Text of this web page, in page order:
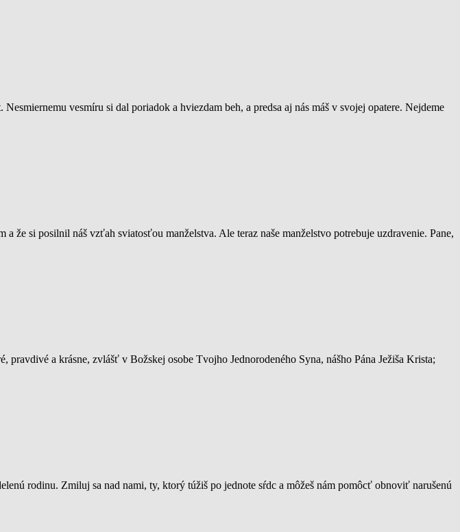
vesmíru si dal poriadok a hviezdam beh, a predsa aj nás máš v svojej opatere. Nejdeme
že si posilnil náš vzťah sviatosťou manželstva. Ale teraz naše manželstvo potrebuje uzdravenie. Pane,
a krásne, zvlášť v Božskej osobe Tvojho Jednorodeného Syna, nášho Pána Ježiša Krista;
rodinu. Zmiluj sa nad nami, ty, ktorý túžiš po jednote sŕdc a môžeš nám pomôcť obnoviť narušenú